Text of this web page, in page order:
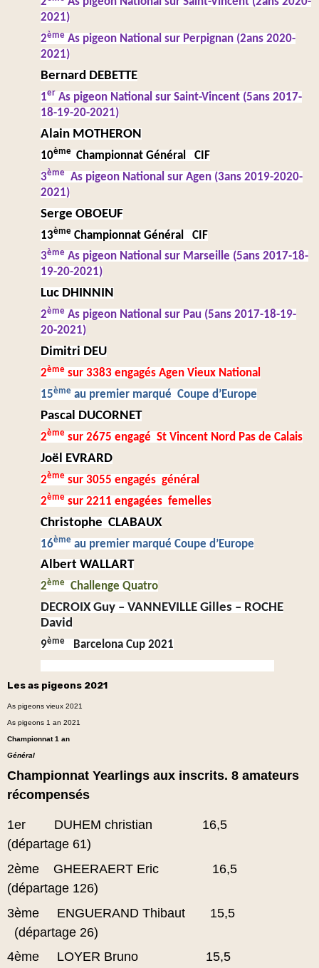
2021)
2ème As pigeon National sur Perpignan (2ans 2020-
2021)
Bernard DEBETTE
1er As pigeon National sur Saint-Vincent (5ans 2017-
18-19-20-2021)
Alain MOTHERON
10ème Championnat Général CIF
3ème
As pigeon National sur Agen (3ans 2019-2020-
2021)
Serge OBOEUF
13ème Championnat Général CIF
3ème As pigeon National sur Marseille (5ans 2017-18-
19-20-2021)
Luc DHINNIN
2ème As pigeon National sur Pau (5ans 2017-18-19-
20-2021)
Dimitri DEU
2ème sur 3383 engagés Agen Vieux National
15ème au premier marqué Coupe d’Europe
Pascal DUCORNET
2ème sur 2675 engagé St Vincent Nord Pas de Calais
Joël EVRARD
2ème sur 3055 engagés général
2ème sur 2211 engagées femelles
Christophe CLABAUX
16ème au premier marqué Coupe d’Europe
Albert WALLART
2ème Challenge Quatro
DECROIX Guy – VANNEVILLE Gilles – ROCHE
David
9ème Barcelona Cup 2021
Les as pigeons 2021
As pigeons vieux 2021
As pigeons 1 an 2021
Championnat 1 an
Général
Championnat Yearlings aux inscrits. 8 amateurs
récompensés
1er DUHEM christian 16,5
(départage 61)
2ème GHEERAERT Eric 16,5
(départage 126)
3ème ENGUERAND Thibaut 15,5
(départage 26)
4ème LOYER Bruno 15,5